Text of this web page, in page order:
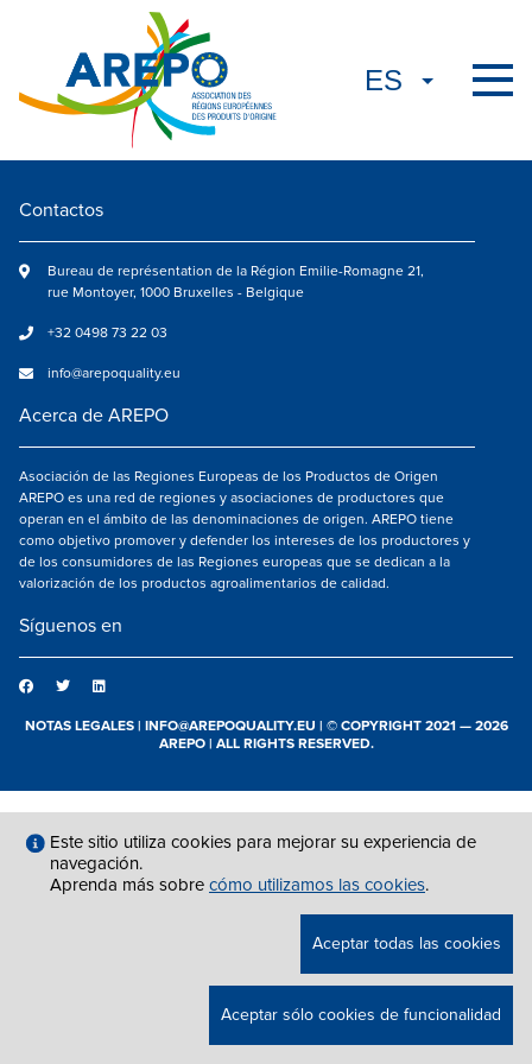
Contactos
Bureau de représentation de la Région Emilie-Romagne 21,
rue Montoyer, 1000 Bruxelles - Belgique
+32 0498 73 22 03
info@arepoquality.eu
Acerca de AREPO
Asociación de las Regiones Europeas de los Productos de Origen
AREPO es una red de regiones y asociaciones de productores que
operan en el ámbito de las denominaciones de origen. AREPO tiene
como objetivo promover y defender los intereses de los productores y
de los consumidores de las Regiones europeas que se dedican a la
valorización de los productos agroalimentarios de calidad.
Síguenos en
NOTAS LEGALES| INFO@AREPOQUALITY.EU | © COPYRIGHT 2021 — 2026
AREPO | ALL RIGHTS RESERVED.
Este sitio utiliza cookies para mejorar su experiencia de
navegación.
Aprenda más sobre cómo utilizamos las cookies.
Aceptar todas las cookies
Aceptar sólo cookies de funcionalidad